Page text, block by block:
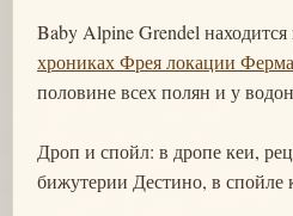
Baby Alpine Grendel находится
хрониках Фрея локации
половине всех полян и у
Дроп и спойл: в дропе кеи,
бижутерии Дестино, в спойле